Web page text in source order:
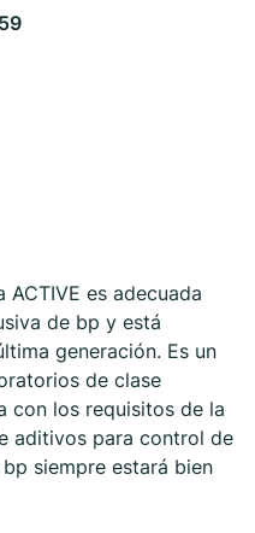
es adecuada
de bp y está
generación. Es un
de clase
con los requisitos de la
aditivos para control de
siempre estará bien